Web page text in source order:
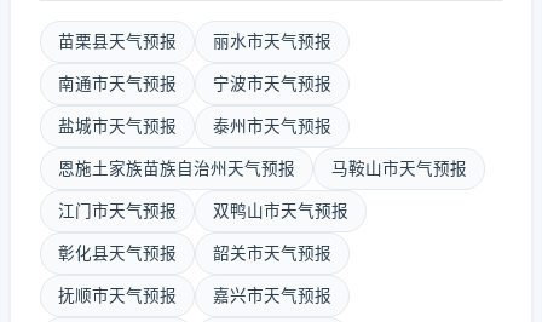
苗栗县天气预报 丽水市天气预报
南通市天气预报 宁波市天气预报
盐城市天气预报 泰州市天气预报
恩施土家族苗族自治州天气预报 马鞍山市天气预报
江门市天气预报 双鸭山市天气预报
彰化县天气预报 韶关市天气预报
抚顺市天气预报 嘉兴市天气预报